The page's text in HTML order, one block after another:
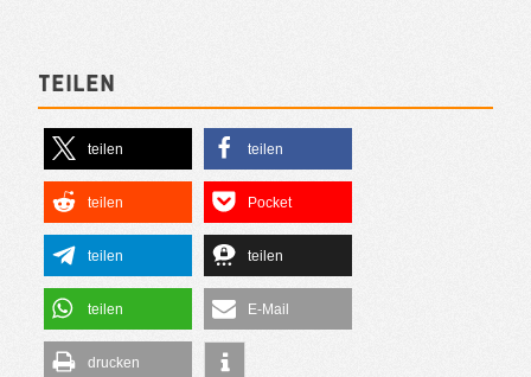
Teilen
teilen teilen
teilen Pocket
teilen teilen
teilen E-Mail
drucken